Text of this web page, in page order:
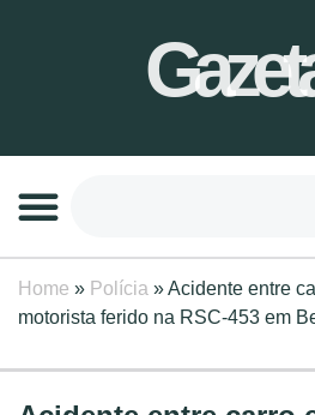
Home » Polícia »Acidente entre
motorista ferido na RSC-453 em